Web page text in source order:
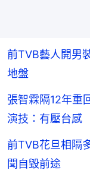
前TVB藝人開男
地盤
張智霖隔12年
演技：有壓台感
前TVB花旦相隔
聞自毀前途